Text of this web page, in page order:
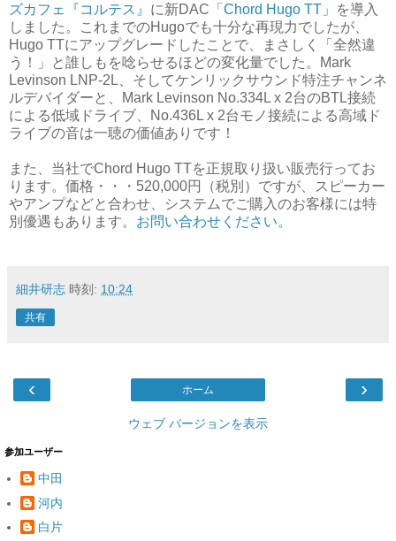
ズカフェ『コルテス』 に新DAC「 Chord Hugo TT 」を導入
しました。これまでのHugoでも十分な再現力でしたが、
Hugo TTにアップグレードしたことで、まさしく「全然違
う！」と誰しもを唸らせるほどの変化量でした。Mark
Levinson LNP-2L、そしてケンリックサウンド特注チャンネ
ルデバイダーと、Mark Levinson No.334L x 2台のBTL接続
による低域ドライブ、No.436L x 2台モノ接続による高域ド
ライブの音は一聴の価値ありです！
また、当社でChord Hugo TTを正規取り扱い販売行ってお
ります。価格・・・520,000円（税別）ですが、スピーカー
やアンプなどと合わせ、システムでご購入のお客様には特
別優遇もあります。 お問い合わせください。
細井研志 時刻: 10:24
共有
‹ ›
ホーム
ウェブ バージョンを表示
参加ユーザー
中田
河内
白片